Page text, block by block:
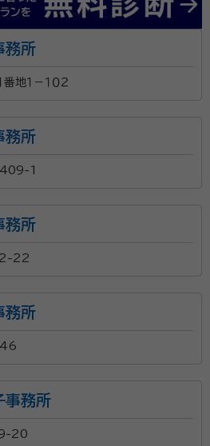
務所
地１－１０２
務所
1
務所
22
務所
事務所
20